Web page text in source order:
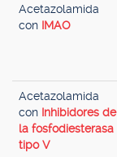
Acetazolamida
con IMAO
Acetazolamida
con Inhibidores de
la fosfodiesterasa
tipo V